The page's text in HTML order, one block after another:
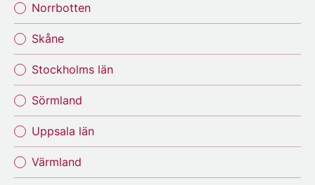
Norrbotten
Skåne
Stockholms län
Sörmland
Uppsala län
Värmland